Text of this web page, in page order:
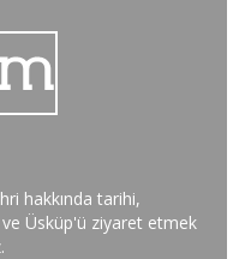
hakkında tarihi,
Üsküp'ü ziyaret etmek